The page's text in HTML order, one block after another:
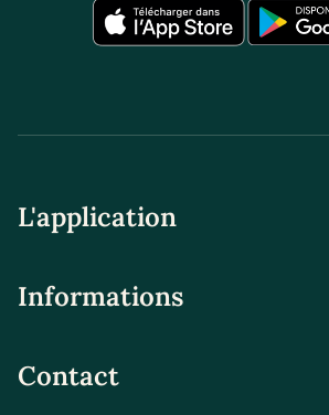
L'application
Informations
Contact